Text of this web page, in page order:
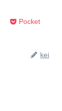
Pocket
kei